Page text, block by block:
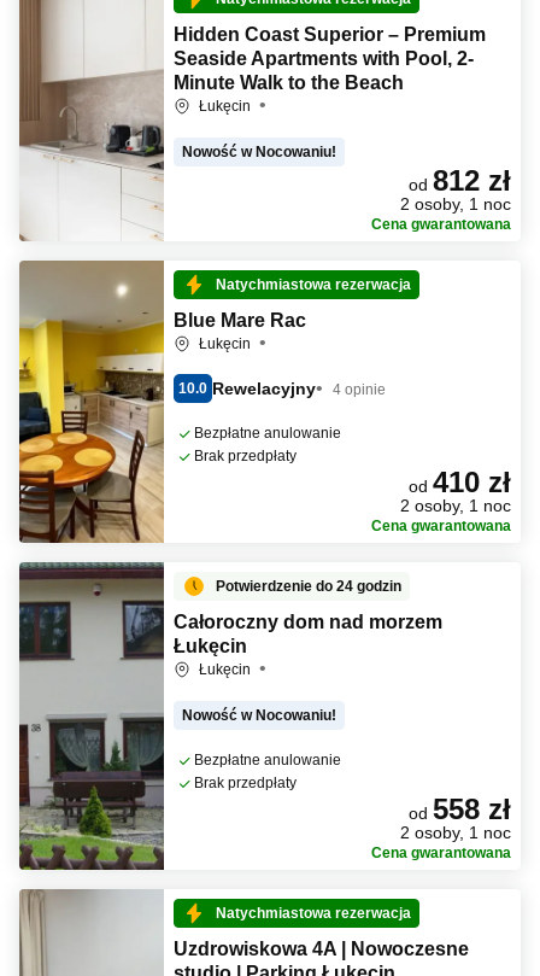
Hidden Coast Superior – Premium
Seaside Apartments with Pool, 2-
Minute Walk to the Beach
Łukęcin
Nowość w Nocowaniu!
od 812 zł
2 osoby, 1 noc
Cena gwarantowana
Natychmiastowa rezerwacja
Blue Mare Rac
Łukęcin
10.0 Rewelacyjny 4 opinie
Bezpłatne anulowanie
Brak przedpłaty
od 410 zł
2 osoby, 1 noc
Cena gwarantowana
Potwierdzenie do 24 godzin
Całoroczny dom nad morzem
Łukęcin
Łukęcin
Nowość w Nocowaniu!
Bezpłatne anulowanie
Brak przedpłaty
od 558 zł
2 osoby, 1 noc
Cena gwarantowana
Natychmiastowa rezerwacja
Uzdrowiskowa 4A | Nowoczesne